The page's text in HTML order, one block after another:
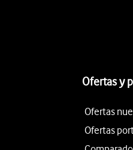
Ofertas y
Ofertas
Ofertas